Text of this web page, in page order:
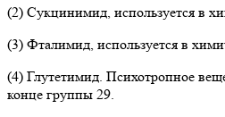
(2) Сукцинимид, используется в
(3) Фталимид, используется в
(4) Глутетимид. Психотропное
конце группы 29.